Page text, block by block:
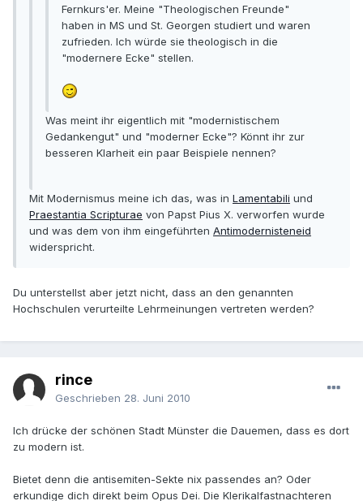
Fernkurs'er. Meine "Theologischen Freunde"
haben in MS und St. Georgen studiert und waren
zufrieden. Ich würde sie theologisch in die
"modernere Ecke" stellen.
Was meint ihr eigentlich mit "modernistischem
Gedankengut" und "moderner Ecke"? Könnt ihr zur
besseren Klarheit ein paar Beispiele nennen?
Mit Modernismus meine ich das, was in Lamentabili und
Praestantia Scripturae von Papst Pius X. verworfen wurde
und was dem von ihm eingeführten Antimodernisteneid
widerspricht.
Du unterstellst aber jetzt nicht, dass an den genannten
Hochschulen verurteilte Lehrmeinungen vertreten werden?
rince
Geschrieben 28. Juni 2010
Ich drücke der schönen Stadt Münster die Dauemen, dass es dort
zu modern ist.
Bietet denn die antisemiten-Sekte nix passendes an? Oder
erkundige dich direkt beim Opus Dei. Die Klerikalfastnachteren